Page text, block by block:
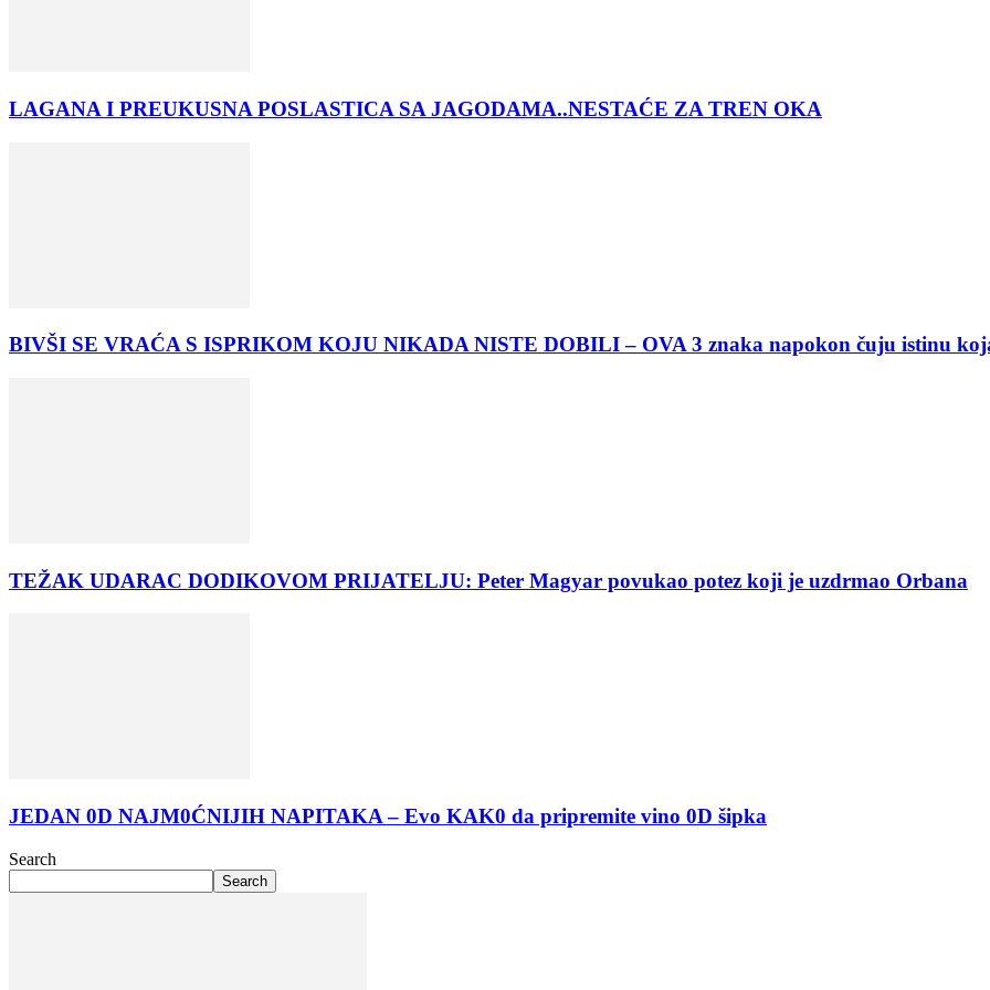
LAGANA I PREUKUSNA POSLASTICA SA JAGODAMA..NESTAĆE ZA TREN OKA
BIVŠI SE VRAĆA S ISPRIKOM KOJU NIKADA NISTE DOBILI – OVA 3 znaka napokon čuju istinu
TEŽAK UDARAC DODIKOVOM PRIJATELJU: Peter Magyar povukao potez koji je uzdrmao Orbana
JEDAN 0D NAJM0ĆNIJIH NAPITAKA – Evo KAK0 da pripremite vino 0D šipka
Search
Search